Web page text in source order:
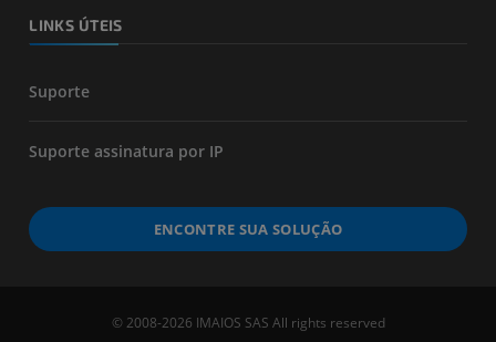
LINKS ÚTEIS
Suporte
Suporte assinatura por IP
ENCONTRE SUA SOLUÇÃO
© 2008-2026 IMAIOS SAS All rights reserved